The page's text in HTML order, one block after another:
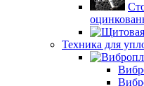
Техника для